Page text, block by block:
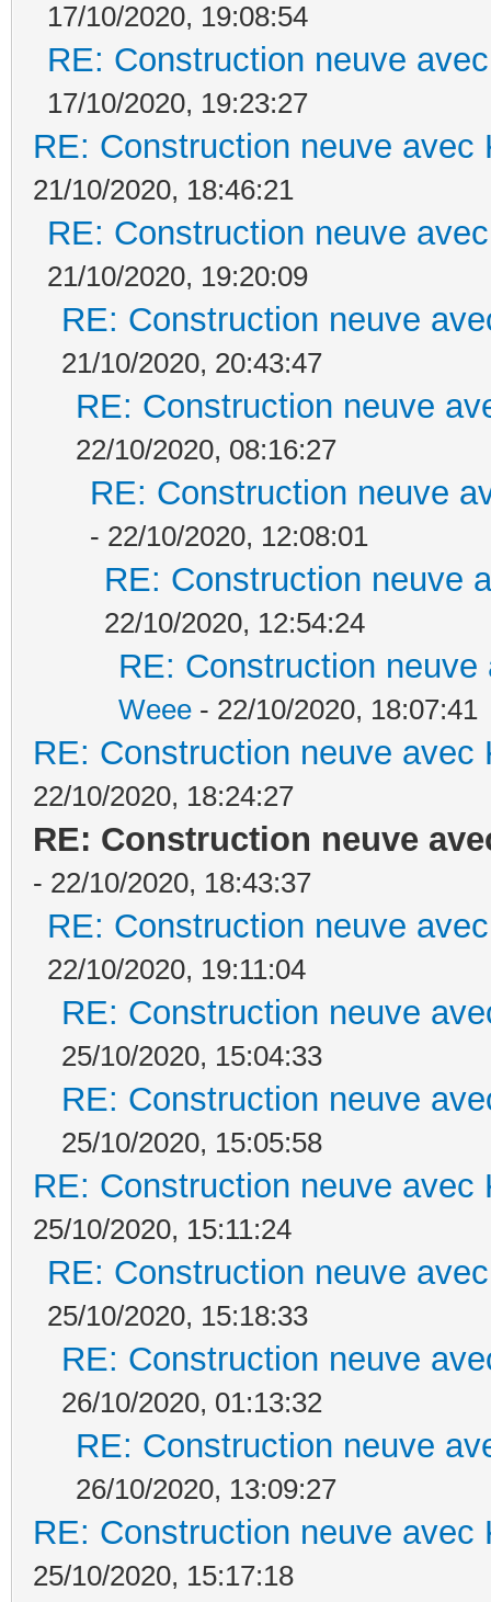
17/10/2020, 19:08:54
RE: Construction neuve
17/10/2020, 19:23:27
RE: Construction neuve avec
21/10/2020, 18:46:21
RE: Construction neuve
21/10/2020, 19:20:09
RE: Construction neuve
21/10/2020, 20:43:47
RE: Construction neuve
22/10/2020, 08:16:27
RE: Construction neuve
- 22/10/2020, 12:08:01
RE: Construction neuve
22/10/2020, 12:54:24
RE: Construction
Weee - 22/10/2020, 18:07:41
RE: Construction neuve avec
22/10/2020, 18:24:27
RE: Construction neuve
- 22/10/2020, 18:43:37
RE: Construction neuve
22/10/2020, 19:11:04
RE: Construction neuve
25/10/2020, 15:04:33
RE: Construction neuve
25/10/2020, 15:05:58
RE: Construction neuve avec
25/10/2020, 15:11:24
RE: Construction neuve
25/10/2020, 15:18:33
RE: Construction neuve
26/10/2020, 01:13:32
RE: Construction neuve
26/10/2020, 13:09:27
RE: Construction neuve avec
25/10/2020, 15:17:18